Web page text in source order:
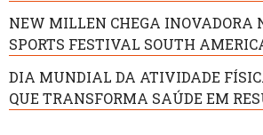
NEW MILLEN CHEGA INOVADORA
SPORTS FESTIVAL SOUTH
DIA MUNDIAL DA ATIVIDADE
QUE TRANSFORMA SAÚDE EM